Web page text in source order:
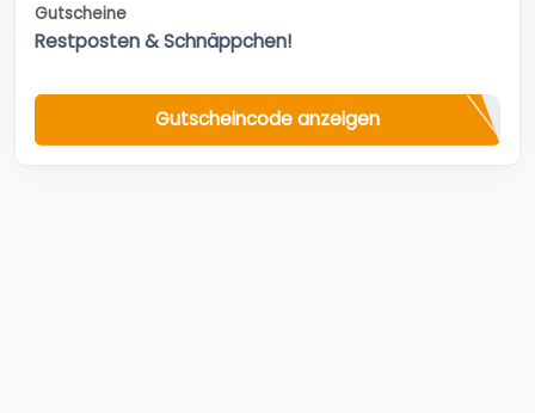
Gutscheine
Restposten & Schnäppchen!
Gutscheincode anzeigen